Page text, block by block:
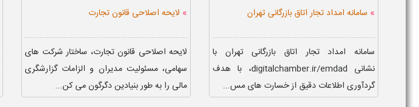
» سامانه امداد تجار اتاق بازرگانی تهران
سامانه امداد تجار اتاق بازرگانی تهران با
نشانی digitalchamber.ir/emdad، با هدف
گردآوری اطلاعات دقیق از خسارت های مس...
» لایحه اصلاحی قانون تجارت
لایحه اصلاحی قانون تجارت، ساختار شرکت‌ های
سهامی، مسئولیت مدیران و الزامات گزارشگری
مالی را به طور بنیادین دگرگون می‌ کن...